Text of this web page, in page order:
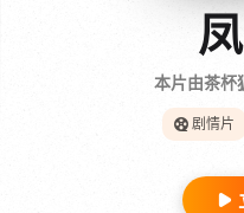
本片由茶
剧情片